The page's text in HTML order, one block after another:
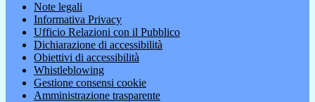
Note legali
Informativa Privacy
Ufficio Relazioni con il Pubblico
Dichiarazione di accessibilità
Obiettivi di accessibilità
Whistleblowing
Gestione consensi cookie
Amministrazione trasparente